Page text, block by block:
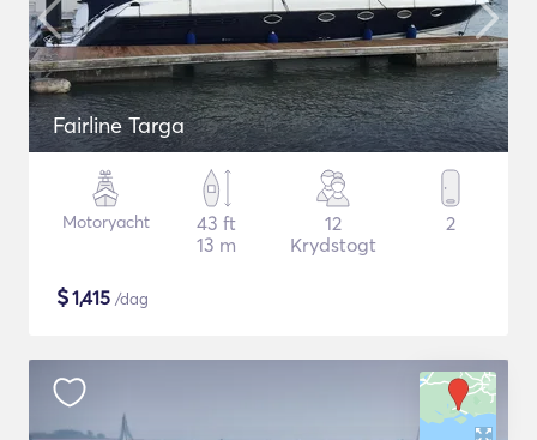
Fairline Targa
Motoryacht
43 ft
13 m
12
Krydstogt
2
$1,415 /dag